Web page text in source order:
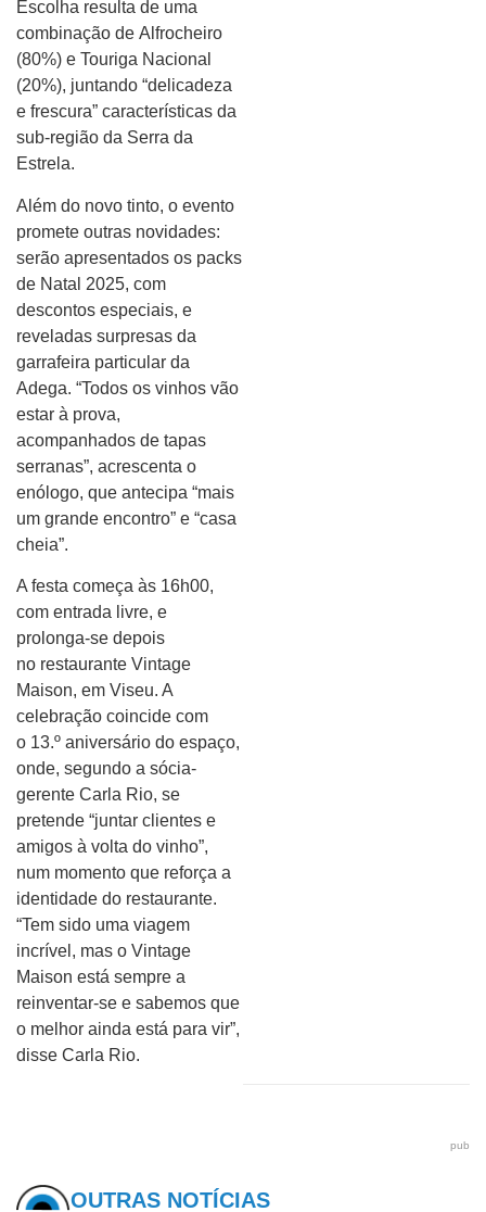
Escolha resulta de uma
combinação de Alfrocheiro
(80%) e Touriga Nacional
(20%), juntando “delicadeza
e frescura” características da
sub-região da Serra da
Estrela.
Além do novo tinto, o evento
promete outras novidades:
serão apresentados os packs
de Natal 2025, com
descontos especiais, e
reveladas surpresas da
garrafeira particular da
Adega. “Todos os vinhos vão
estar à prova,
acompanhados de tapas
serranas”, acrescenta o
enólogo, que antecipa “mais
um grande encontro” e “casa
cheia”.
A festa começa às 16h00,
com entrada livre, e
prolonga-se depois
no restaurante Vintage
Maison, em Viseu. A
celebração coincide com
o 13.º aniversário do espaço,
onde, segundo a sócia-
gerente Carla Rio, se
pretende “juntar clientes e
amigos à volta do vinho”,
num momento que reforça a
identidade do restaurante.
“Tem sido uma viagem
incrível, mas o Vintage
Maison está sempre a
reinventar-se e sabemos que
o melhor ainda está para vir”,
disse Carla Rio.
pub
OUTRAS NOTÍCIAS